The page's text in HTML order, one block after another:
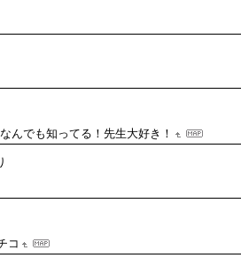
なんでも知ってる！先生大好き！
コ